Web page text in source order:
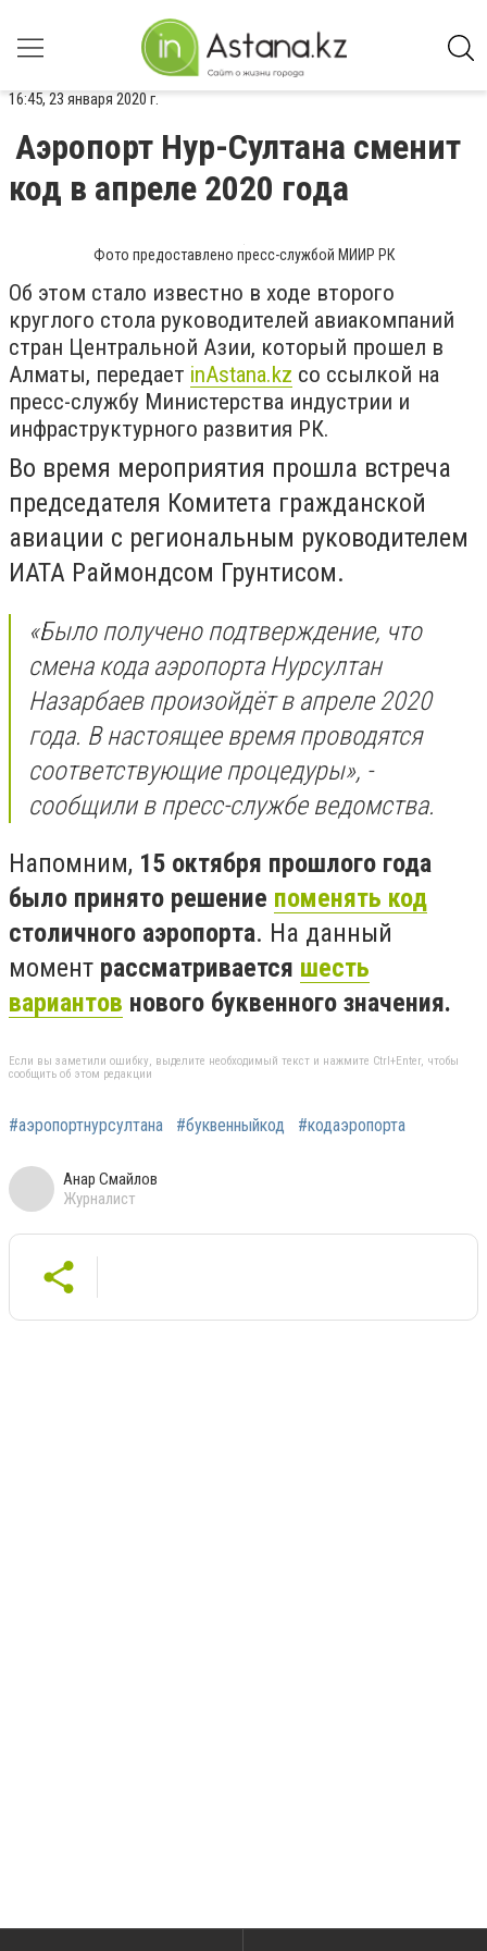
16:45, 23 января 2020 г.
Аэропорт Нур-Султана сменит
код в апреле 2020 года
Фото предоставлено пресс-службой МИИР РК
Об этом стало известно в ходе второго
круглого стола руководителей авиакомпаний
стран Центральной Азии, который прошел в
Алматы, передает inAstana.kz со ссылкой на
пресс-службу Министерства индустрии и
инфраструктурного развития РК.
Во время мероприятия прошла встреча
председателя Комитета гражданской
авиации с региональным руководителем
ИАТА Раймондсом Грунтисом.
«Было получено подтверждение, что
смена кода аэропорта Нурсултан
Назарбаев произойдёт в апреле 2020
года. В настоящее время проводятся
соответствующие процедуры», -
сообщили в пресс-службе ведомства.
Напомним, 15 октября прошлого года
было принято решение поменять код
столичного аэропорта. На данный
момент рассматривается шесть
вариантов нового буквенного значения.
Если вы заметили ошибку, выделите необходимый текст и нажмите Ctrl+Enter, чтобы
сообщить об этом редакции
#аэропортнурсултана #буквенныйкод #кодаэропорта
Анар Смайлов
Журналист